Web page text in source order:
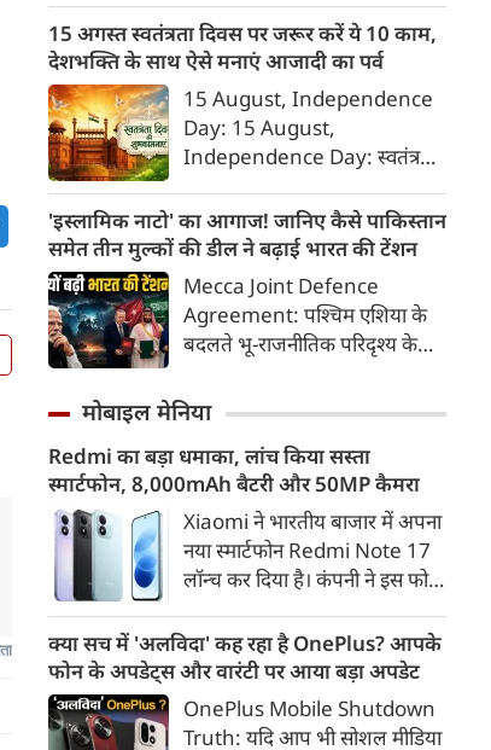
को फंसाना, फिर धमकी देकर
ब्‍लेकमेल करना। इसके लिए बहुत
शातिर तरीके से ये हसीना लोगों को
अपने जाल में फंसाती थी।
15 अगस्त स्वतंत्रता दिवस पर जरूर करें ये 10 काम,
देशभक्ति के साथ ऐसे मनाएं आजादी का पर्व
15 August, Independence
Day: 15 August,
Independence Day: स्वतंत्रता
अवकाश नहीं, बल्कि उन शहीदों को
याद करने और उनके बलिदान का
सम्मान करने का दिन है, जिन्होंने हमें
यह आजादी दी। इस दिन को सार्थक
बनाने के लिए हमें कुछ खास कार्य
जरूर करने चाहिए, जिससे हमारे
गहरी हो सके।
'इस्लामिक नाटो' का आगाज! जानिए कैसे पाकिस्तान
समेत तीन मुल्कों की डील ने बढ़ाई भारत की टेंशन
Mecca Joint Defence
Agreement: पश्चिम एशिया के
बदलते भू-राजनीतिक परिदृश्य के
अरब ने एक ऐतिहासिक और
समझौते' (Mecca Joint
Defence Agreement) पर
हस्ताक्षर किए हैं।
मोबाइल मेनिया
Redmi का बड़ा धमाका, लांच किया सस्ता
स्मार्टफोन, 8,000mAh बैटरी और 50MP कैमरा
Xiaomi ने भारतीय बाजार में अपना
नया स्मार्टफोन Redmi Note 17
लॉन्च कर दिया है। कंपनी ने इस फोन
डिस्प्ले, 8,000mAh की बड़ी बैटरी
और Qualcomm Snapdragon
चिपसेट के साथ पेश किया है। फोन में
50MP का मेन कैमरा दिया गया है।
क्या सच में 'अलविदा' कह रहा है OnePlus? आपके
फोन के अपडेट्स और वारंटी पर आया बड़ा अपडेट
OnePlus Mobile Shutdown
Truth: यदि आप भी सोशल मीडिया